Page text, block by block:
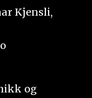
Kjensli,
og